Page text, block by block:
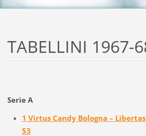
TABELLINI 1967-
Serie A
1 Virtus Candy Bologna –
53